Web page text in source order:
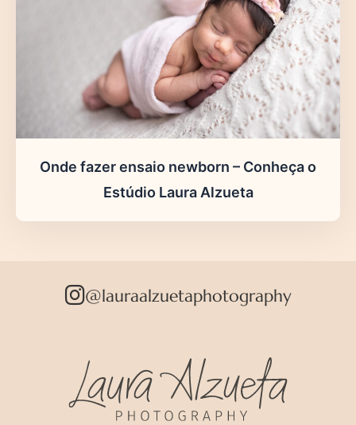
Onde fazer ensaio newborn – Conheça o
Estúdio Laura Alzueta
@lauraalzuetaphotography